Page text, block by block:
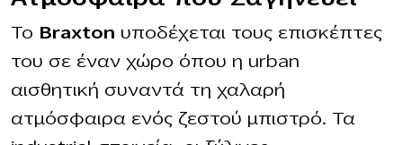
Το Braxton υποδέχεται τους επισκέπτες
του σε έναν χώρο όπου η urban
αισθητική συναντά τη χαλαρή
ατμόσφαιρα ενός ζεστού μπιστρό. Τα